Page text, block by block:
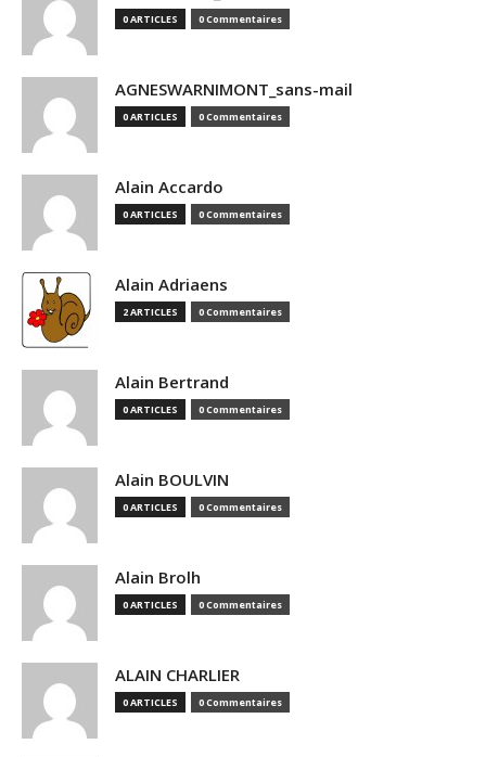
0 ARTICLES 0 Commentaires
AGNESWARNIMONT_sans-mail
0 ARTICLES 0 Commentaires
Alain Accardo
0 ARTICLES 0 Commentaires
Alain Adriaens
2 ARTICLES 0 Commentaires
Alain Bertrand
0 ARTICLES 0 Commentaires
Alain BOULVIN
0 ARTICLES 0 Commentaires
Alain Brolh
0 ARTICLES 0 Commentaires
ALAIN CHARLIER
0 ARTICLES 0 Commentaires